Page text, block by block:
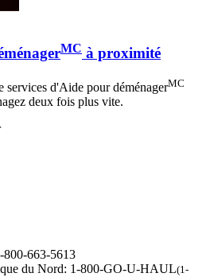
MC à proximité
services d'Aide pour déménagerMC
deux fois plus vite.
800-663-5613
du Nord: 1-800-GO-U-HAUL(1-